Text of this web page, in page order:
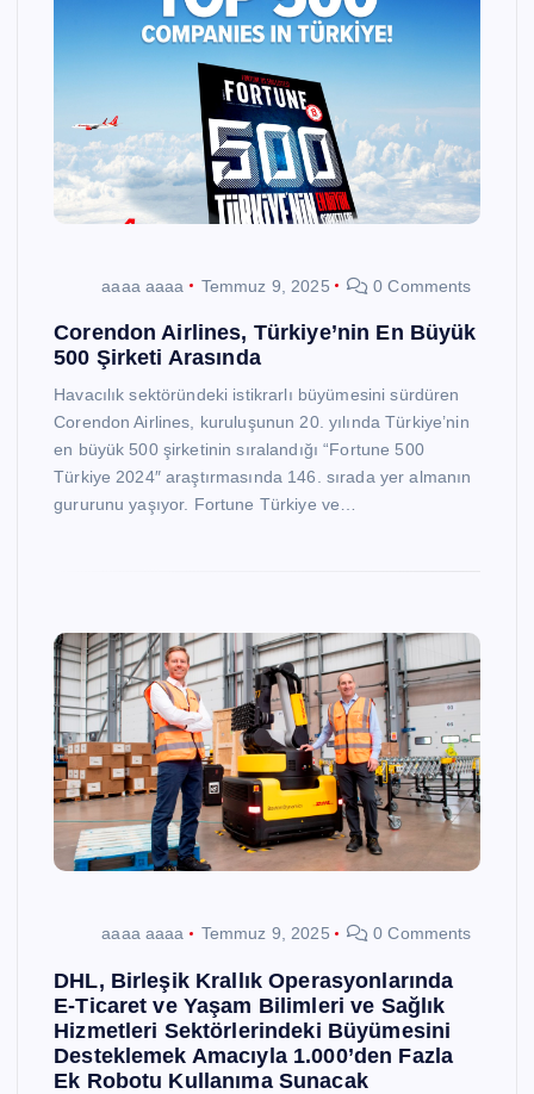
aaaa aaaa Temmuz 9, 2025 0 Comments
Corendon Airlines, Türkiye’nin En Büyük
500 Şirketi Arasında
Havacılık sektöründeki istikrarlı büyümesini sürdüren
Corendon Airlines, kuruluşunun 20. yılında Türkiye’nin
en büyük 500 şirketinin sıralandığı “Fortune 500
Türkiye 2024″ araştırmasında 146. sırada yer almanın
gururunu yaşıyor. Fortune Türkiye ve…
aaaa aaaa Temmuz 9, 2025 0 Comments
DHL, Birleşik Krallık Operasyonlarında
E-Ticaret ve Yaşam Bilimleri ve Sağlık
Hizmetleri Sektörlerindeki Büyümesini
Desteklemek Amacıyla 1.000’den Fazla
Ek Robotu Kullanıma Sunacak